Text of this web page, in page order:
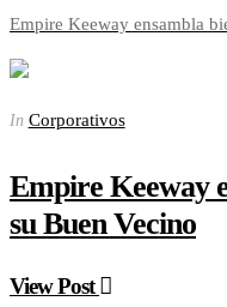
Empire Keeway ensambla
In Corporativos
Empire Keeway
su Buen Vecino
View Post